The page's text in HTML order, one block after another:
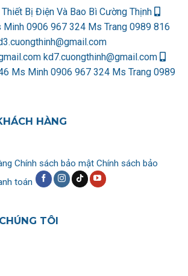
Bị Điện Và Bao Bì Cường Thịnh
Minh 0906 967 324 Ms Trang 0989 816
kd7.cuongthinh@gmail.com
Ms Minh 0906 967 324 Ms Trang 0989
HÀNG
Chính sách bảo mật Chính sách bảo
toán
TÔI